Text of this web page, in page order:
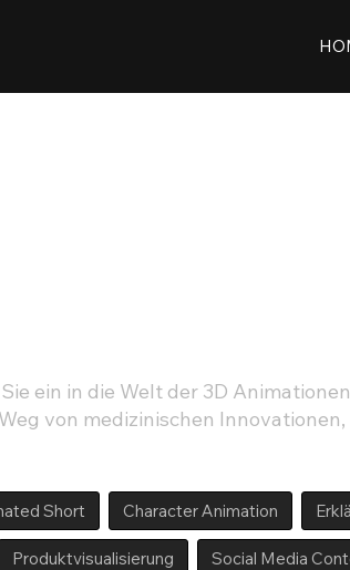
ein in die Welt der 3D
von medizinischen
Short Character Animation
Produktvisualisierung Social Media